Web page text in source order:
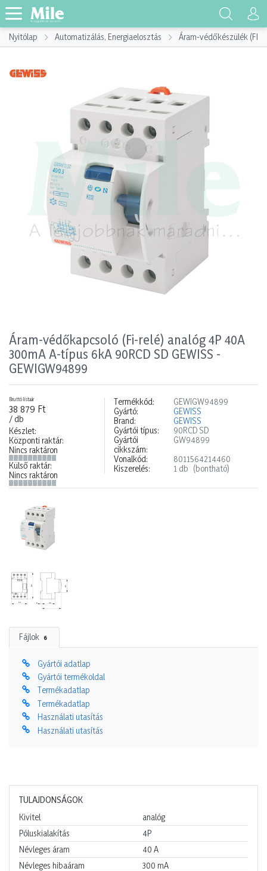
Nyitólap Automatizálás, Energiaelosztás Áram-védőkészülék (FI)
Áram-védőkapcsoló (Fi-relé) analóg 4P 40A
300mA A-típus 6kA 90RCD SD GEWISS -
GEWIGW94899
Bruttó listaár
38 879 Ft
/ db
Készlet:
Központi raktár:
Nincs raktáron
Külső raktár:
Nincs raktáron
Termékkód:
GEWIGW94899
Gyártó:
GEWISS
Brand:
GEWISS
Gyártói típus:
90RCD SD
Gyártói
cikkszám:
GW94899
Vonalkód:
8011564214460
Kiszerelés:
1 db (bontható)
Fájlok 6
Gyártói adatlap
Gyártói termékoldal
Termékadatlap
Termékadatlap
Használati utasítás
Használati utasítás
TULAJDONSÁGOK
Kivitel
analóg
Póluskialakítás
4P
Névleges áram
40 A
Névleges hibaáram
300 mA